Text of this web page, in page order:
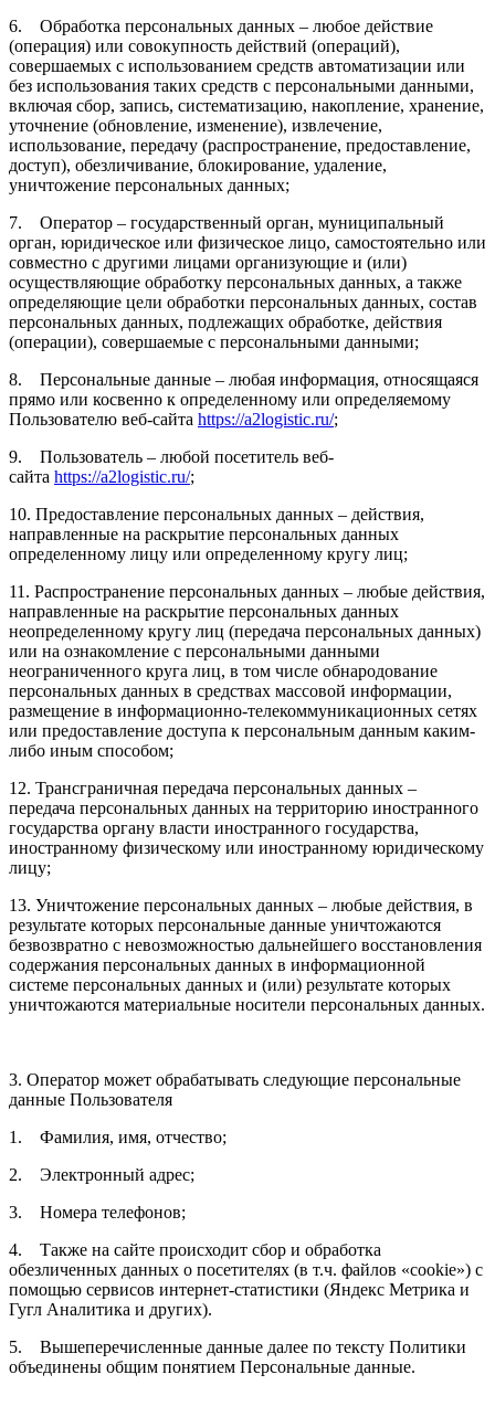
6. Обработка персональных данных – любое действие
(операция) или совокупность действий (операций),
совершаемых с использованием средств автоматизации или
без использования таких средств с персональными данными,
включая сбор, запись, систематизацию, накопление, хранение,
уточнение (обновление, изменение), извлечение,
использование, передачу (распространение, предоставление,
доступ), обезличивание, блокирование, удаление,
уничтожение персональных данных;
7. Оператор – государственный орган, муниципальный
орган, юридическое или физическое лицо, самостоятельно или
совместно с другими лицами организующие и (или)
осуществляющие обработку персональных данных, а также
определяющие цели обработки персональных данных, состав
персональных данных, подлежащих обработке, действия
(операции), совершаемые с персональными данными;
8. Персональные данные – любая информация, относящаяся
прямо или косвенно к определенному или определяемому
Пользователю веб-сайта https://a2logistic.ru/;
9. Пользователь – любой посетитель веб-
сайта https://a2logistic.ru/;
10. Предоставление персональных данных – действия,
направленные на раскрытие персональных данных
определенному лицу или определенному кругу лиц;
11. Распространение персональных данных – любые действия,
направленные на раскрытие персональных данных
неопределенному кругу лиц (передача персональных данных)
или на ознакомление с персональными данными
неограниченного круга лиц, в том числе обнародование
персональных данных в средствах массовой информации,
размещение в информационно-телекоммуникационных сетях
или предоставление доступа к персональным данным каким-
либо иным способом;
12. Трансграничная передача персональных данных –
передача персональных данных на территорию иностранного
государства органу власти иностранного государства,
иностранному физическому или иностранному юридическому
лицу;
13. Уничтожение персональных данных – любые действия, в
результате которых персональные данные уничтожаются
безвозвратно с невозможностью дальнейшего восстановления
содержания персональных данных в информационной
системе персональных данных и (или) результате которых
уничтожаются материальные носители персональных данных.
3. Оператор может обрабатывать следующие персональные
данные Пользователя
1. Фамилия, имя, отчество;
2. Электронный адрес;
3. Номера телефонов;
4. Также на сайте происходит сбор и обработка
обезличенных данных о посетителях (в т.ч. файлов «cookie») с
помощью сервисов интернет-статистики (Яндекс Метрика и
Гугл Аналитика и других).
5. Вышеперечисленные данные далее по тексту Политики
объединены общим понятием Персональные данные.